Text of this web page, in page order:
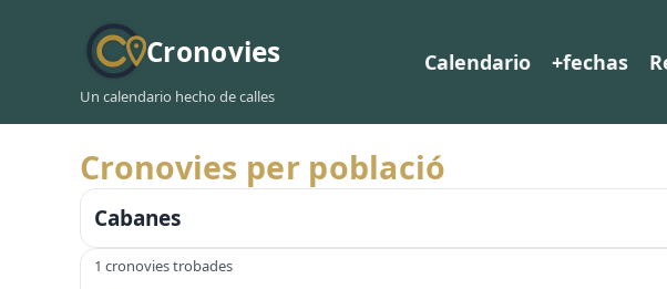
Cronovies
Un calendario hecho de calles
Calendario +fechas
Cronovies per població
Cabanes
1 cronovies trobades